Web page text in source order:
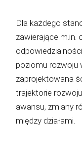
Dla każdego
zawierające m.in.
poziomu rozwoju
zaprojektowana
trajektorie
awansu, zmiany
między działami.